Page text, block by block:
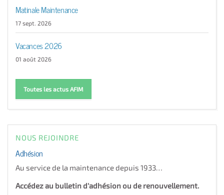
Matinale Maintenance
17 sept. 2026
Vacances 2026
01 août 2026
Toutes les actus AFIM
NOUS REJOINDRE
Adhésion
Au service de la maintenance depuis 1933…
Accédez au bulletin d'adhésion ou de renouvellement.